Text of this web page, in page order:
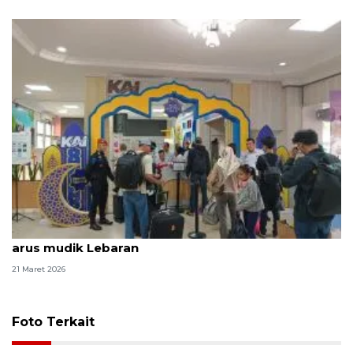
KAI Tanjungkarang catat 39.678 penumpang pada
arus mudik Lebaran
21 Maret 2026
Foto Terkait